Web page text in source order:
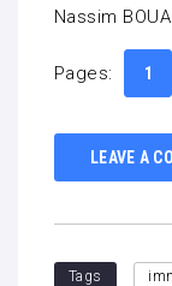
Nassim
Pages: 1
LEAVE A
Tags